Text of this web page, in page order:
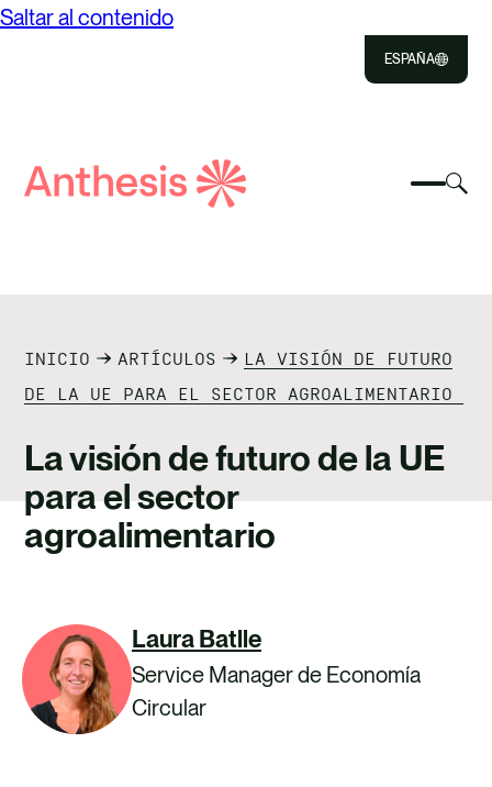
Saltar al contenido
ESPAÑA
IMPACTO
RECURSOS
TALENTO
CONTACTO
Búsqueda
INICIO ARTÍCULOS
LA VISIÓN DE FUTURO
DE LA UE PARA EL SECTOR AGROALIMENTARIO
La visión de futuro de la UE
para el sector
agroalimentario
Laura Batlle
Service Manager de Economía
Circular